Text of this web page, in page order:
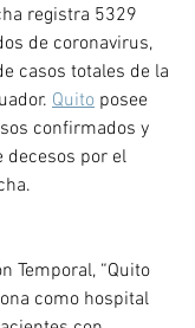
registra 5329
de coronavirus,
casos totales de la
Quito posee
confirmados y
decesos por el
Temporal, “Quito
como hospital